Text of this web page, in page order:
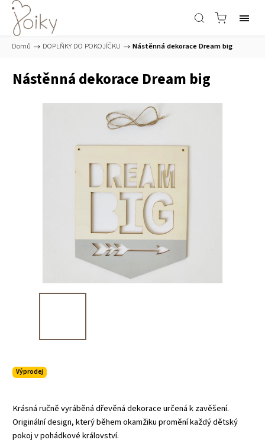
Domů / DOPLŇKY DO POKOJÍČKU / Nástěnná dekorace Dream big
Nástěnná dekorace Dream big
Krásná ručně vyráběná dřevěná dekorace určená k zavěšení.
Originální design, který během okamžiku promění každý dětský
pokoj v pohádkové království.
Výprodej